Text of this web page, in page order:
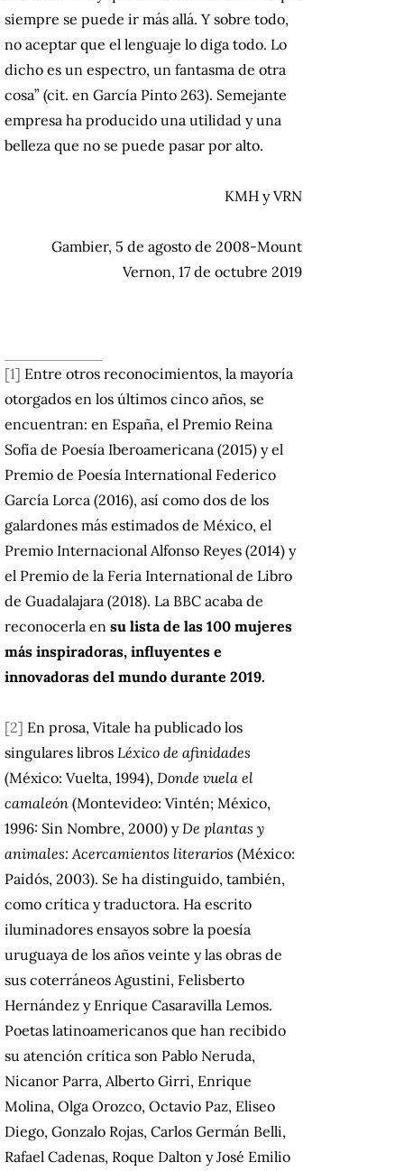
siempre se puede ir más allá. Y sobre todo,
no aceptar que el lenguaje lo diga todo. Lo
dicho es un espectro, un fantasma de otra
cosa” (cit. en García Pinto 263). Semejante
empresa ha producido una utilidad y una
belleza que no se puede pasar por alto.
KMH y VRN
Gambier, 5 de agosto de 2008-Mount
Vernon, 17 de octubre 2019
[1] Entre otros reconocimientos, la mayoría
otorgados en los últimos cinco años, se
encuentran: en España, el Premio Reina
Sofía de Poesía Iberoamericana (2015) y el
Premio de Poesía International Federico
García Lorca (2016), así como dos de los
galardones más estimados de México, el
Premio Internacional Alfonso Reyes (2014) y
el Premio de la Feria International de Libro
de Guadalajara (2018). La BBC acaba de
reconocerla en su lista de las 100 mujeres
más inspiradoras, influyentes e
innovadoras del mundo durante 2019.
[2] En prosa, Vitale ha publicado los
singulares libros Léxico de afinidades
(México: Vuelta, 1994), Donde vuela el
camaleón (Montevideo: Vintén; México,
1996: Sin Nombre, 2000) yDe plantas y
animales: Acercamientos literarios (México:
Paidós, 2003). Se ha distinguido, también,
como crítica y traductora. Ha escrito
iluminadores ensayos sobre la poesía
uruguaya de los años veinte y las obras de
sus coterráneos Agustini, Felisberto
Hernández y Enrique Casaravilla Lemos.
Poetas latinoamericanos que han recibido
su atención crítica son Pablo Neruda,
Nicanor Parra, Alberto Girri, Enrique
Molina, Olga Orozco, Octavio Paz, Eliseo
Diego, Gonzalo Rojas, Carlos Germán Belli,
Rafael Cadenas, Roque Dalton y José Emilio